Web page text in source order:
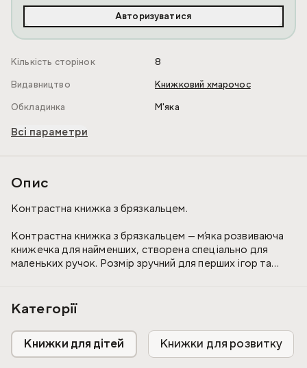
Авторизуватися
Кількість сторінок
8
Видавництво
Книжковий хмарочос
Обкладинка
М'яка
Всі параметри
Опис
Контрастна книжка з брязкальцем.
Контрастна книжка з брязкальцем — м’яка розвиваюча
книжечка для найменших, створена спеціально для
маленьких ручок. Розмір зручний для перших ігор та
Контрастні кольори допомагають розвивати зір і
концентрацію уваги малюка, а брязкальце привертає
інтерес та стимулює слухове сприйняття. М’яка тканина
приємна на дотик і безпечна для діток з перших місяців
життя.
Категорії
Книжки для дітей Книжки для розвитку